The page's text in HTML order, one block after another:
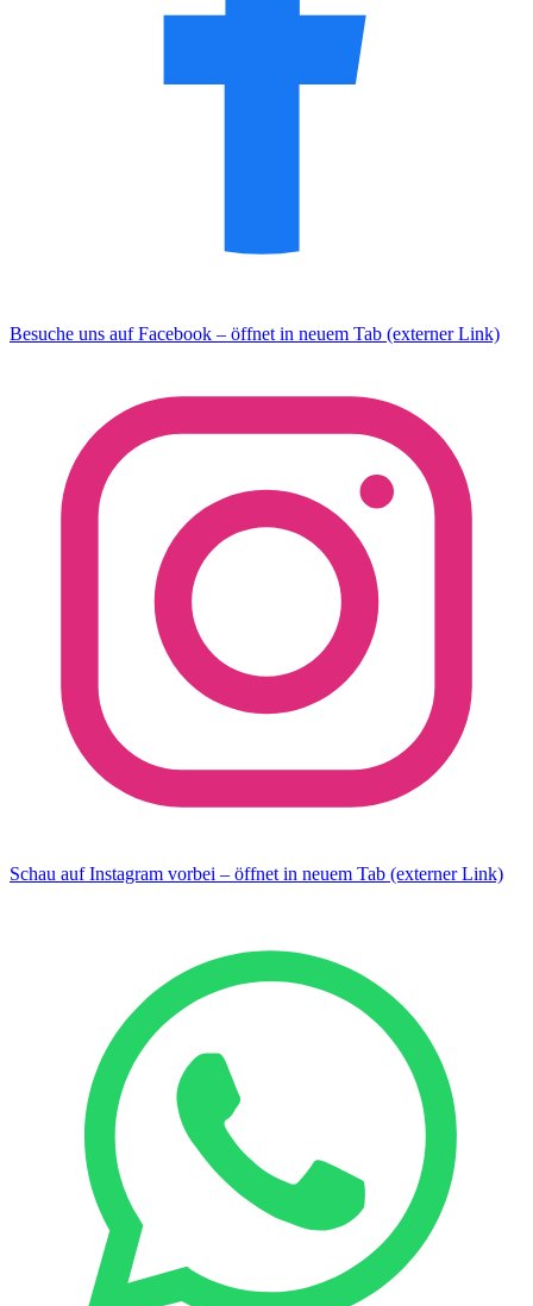
Besuche uns auf Facebook – öffnet in neuem Tab (externer Link)
Schau auf Instagram vorbei – öffnet in neuem Tab (externer Link)